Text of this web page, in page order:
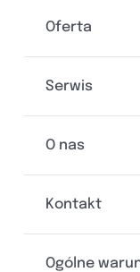
Oferta
Serwis
O nas
Kontakt
Ogólne